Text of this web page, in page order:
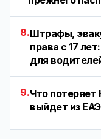
8.Штрафы,
права с 17
для
9.Что
выйдет из